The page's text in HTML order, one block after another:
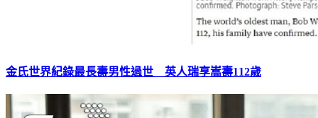
金氏世界紀錄最長壽男性過世 英人瑞享嵩壽112歲